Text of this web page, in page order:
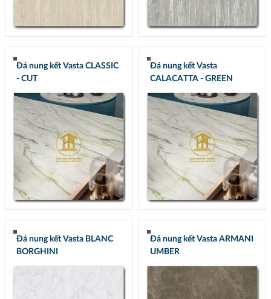
Đá nung kết Vasta CLASSIC
- CUT
Đá nung kết Vasta
CALACATTA - GREEN
Đá nung kết Vasta BLANC
BORGHINI
Đá nung kết Vasta ARMANI
UMBER